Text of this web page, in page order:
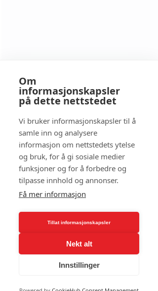
Om
informasjonskapsler
på dette nettstedet
Vi bruker informasjonskapsler til å
samle inn og analysere
informasjon om nettstedets ytelse
og bruk, for å gi sosiale medier
funksjoner og for å forbedre og
tilpasse innhold og annonser.
Få mer informasjon
Tillat informasjonskapsler
Nekt alt
Innstillinger
Etiske retningslinjer
TESS Hydraspecs salgsbetingelser